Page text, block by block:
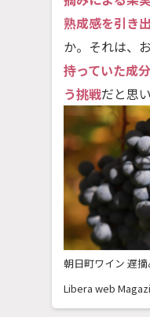
熟成感を引き
か。それは、
持っていた成
う挑戦だと思
朝日町ワイン 遅
Libera web